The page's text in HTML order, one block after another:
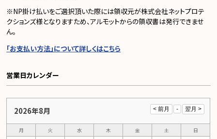
※NP掛け払いをご選択頂いた際には領収元が株式会社ネットプロテ
クションズ様となりますため、アルモットからの領収書は発行できませ
ん。
「お支払い方法」について詳しくはこちら
営業日カレンダー
2026年8月
月 火 水 木 金 土
日